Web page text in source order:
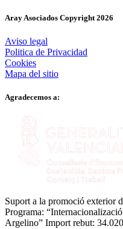
Aray Asociados Copyright 2026
Aviso legal
Politica de Privacidad
Cookies
Mapa del sitio
Agradecemos a:
Suport a la promoció exterior
Programa:
Argelino” Import rebut: